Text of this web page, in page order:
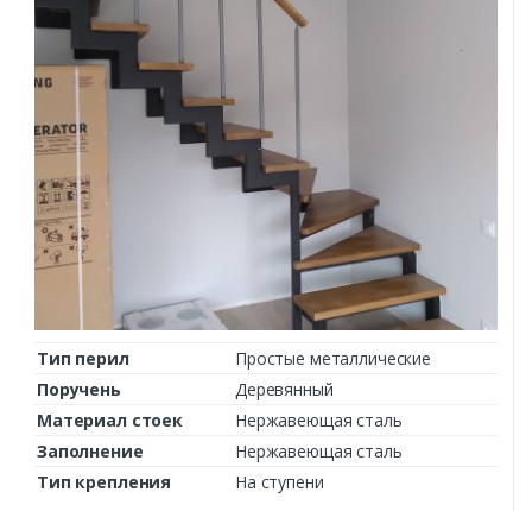
Тип перил
Простые металлические
Поручень
Деревянный
Материал стоек
Нержавеющая сталь
Заполнение
Нержавеющая сталь
Тип крепления
На ступени